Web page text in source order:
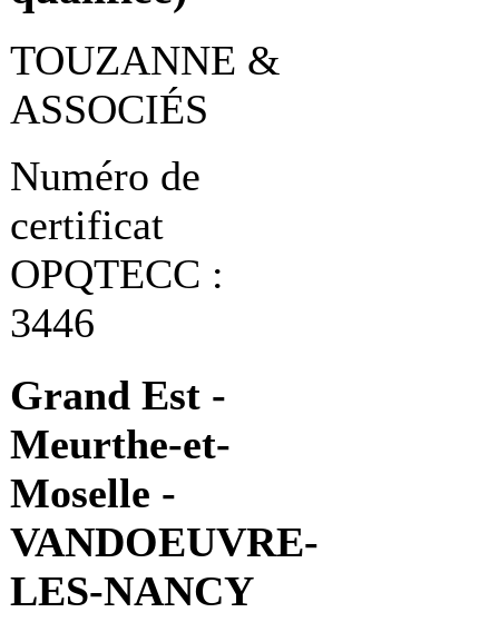
TOUZANNE &
ASSOCIÉS
Numéro de
certificat
OPQTECC :
3446
Grand Est -
Meurthe-et-
Moselle -
VANDOEUVRE-
LES-NANCY